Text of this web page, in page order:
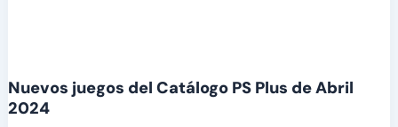
Nuevos juegos del Catálogo PS Plus de Abril
2024